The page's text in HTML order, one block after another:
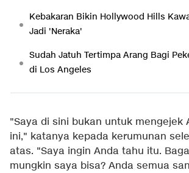
Kebakaran Bikin Hollywood Hills
Jadi 'Neraka'
Sudah Jatuh Tertimpa Arang Bagi
di Los Angeles
"Saya di sini bukan untuk mengejek
ini," katanya kepada kerumunan
atas. "Saya ingin Anda tahu itu.
mungkin saya bisa? Anda semua